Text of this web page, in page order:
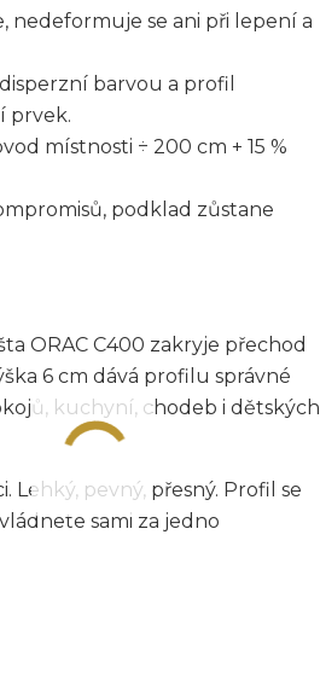
nedeformuje se ani při lepení a
barvou a profil
prvek.
místnosti ÷ 200 cm + 15 %
podklad zůstane
ORAC C400 zakryje přechod
6 cm dává profilu správné
kuchyní, chodeb i dětských
Lehký, pevný, přesný. Profil se
sami za jedno